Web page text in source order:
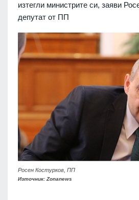
изтегли министрите си, заяви
депутат от ПП
Росен Костурков, ПП
Източник: Zonanews